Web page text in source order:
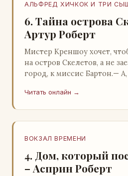
АЛЬФРЕД ХИЧКОК И ТРИ
6. Тайна острова
Артур Роберт
Мистер Креншоу хочет,
на остров Скелетов, а не
город, к миссис Бартон.—
«кризис»…
Читать онлайн →
ВОКЗАЛ ВРЕМЕНИ
4. Дом, который
– Асприн Роберт